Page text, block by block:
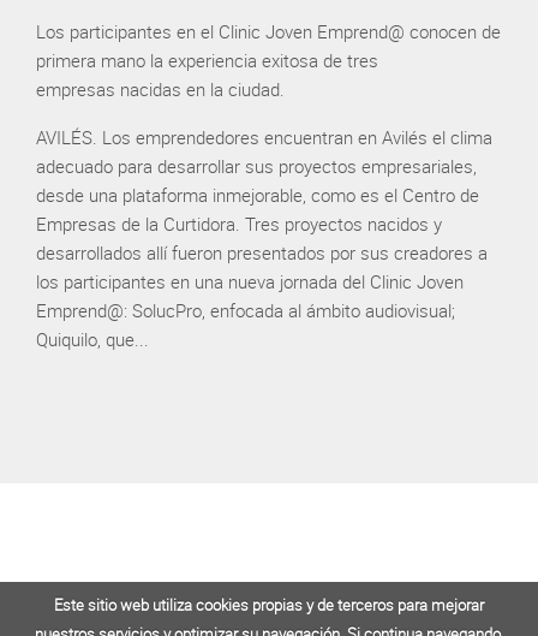
Los participantes en el Clinic Joven Emprend@ conocen de
primera mano la experiencia exitosa de tres
empresas nacidas en la ciudad.
AVILÉS. Los emprendedores encuentran en Avilés el clima
adecuado para desarrollar sus proyectos empresariales,
desde una plataforma inmejorable, como es el Centro de
Empresas de la Curtidora. Tres proyectos nacidos y
desarrollados allí fueron presentados por sus creadores a
los participantes en una nueva jornada del Clinic Joven
Emprend@: SolucPro, enfocada al ámbito audiovisual;
Quiquilo, que...
Este sitio web utiliza cookies propias y de terceros para mejorar
Este sitio web utiliza cookies propias y de terceros para mejorar